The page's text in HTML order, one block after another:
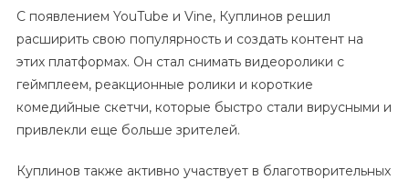
С появлением YouTube и Vine, Куплинов решил
расширить свою популярность и создать контент на
этих платформах. Он стал снимать видеоролики с
геймплеем, реакционные ролики и короткие
комедийные скетчи, которые быстро стали вирусными и
привлекли еще больше зрителей.
Куплинов также активно участвует в благотворительных